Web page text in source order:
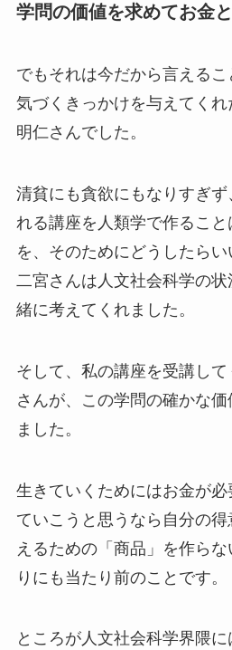
学問の価値を求めてお金
でもそれは今だから言える
気づくきっかけを与えてく
明仁さんでした。
清貧にも貪欲にもなりすぎ
れる講座を人類学で作るこ
を、そのためにどうしたらい
二宮さんは人文社会科学の
緒に考えてくれました。
そして、私の講座を受講し
さんが、この学問の確かな
ました。
生きていくためにはお金が必
ていこうと思うなら自分の
えるための「商品」を作ら
りにも当たり前のことです。
ところが人文社会科学界隈